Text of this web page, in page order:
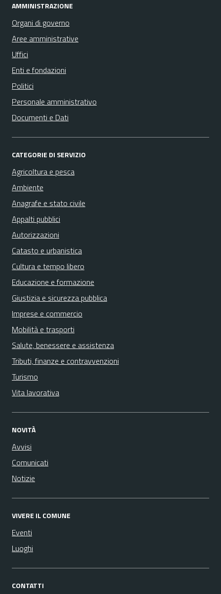
AMMINISTRAZIONE
Organi di governo
Aree amministrative
Uffici
Enti e fondazioni
Politici
Personale amministrativo
Documenti e Dati
CATEGORIE DI SERVIZIO
Agricoltura e pesca
Ambiente
Anagrafe e stato civile
Appalti pubblici
Autorizzazioni
Catasto e urbanistica
Cultura e tempo libero
Educazione e formazione
Giustizia e sicurezza pubblica
Imprese e commercio
Mobilità e trasporti
Salute, benessere e assistenza
Tributi, finanze e contravvenzioni
Turismo
Vita lavorativa
NOVITÀ
Avvisi
Comunicati
Notizie
VIVERE IL COMUNE
Eventi
Luoghi
CONTATTI